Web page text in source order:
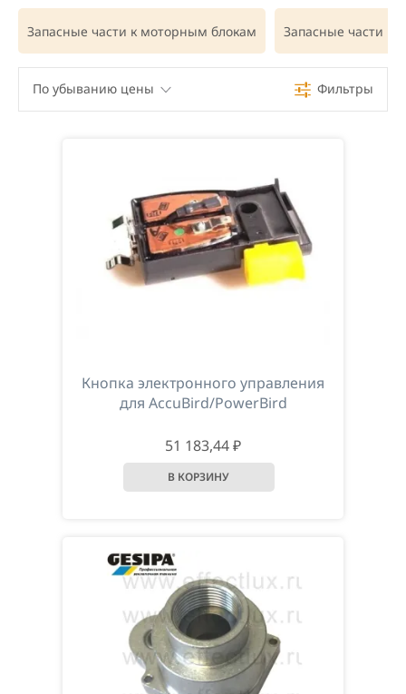
Запасные части к моторным блокам Запасные части
По убыванию цены
По наименованию
Фильтры
Кнопка электронного управления
для AccuBird/PowerBird
51 183,44 ₽